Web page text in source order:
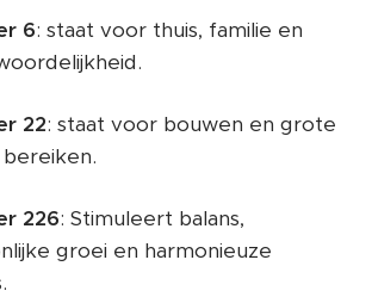
6: staat voor thuis, familie en
22: staat voor bouwen en grote
226: Stimuleert balans,
groei en harmonieuze